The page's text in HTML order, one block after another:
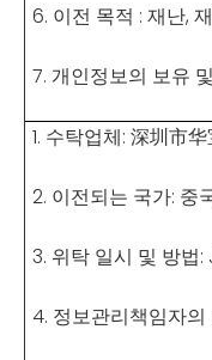
6. 이전 목적 : 재난,
7. 개인정보의 보유
1. 수탁업체: 深圳市
2. 이전되는 국가: 중
3. 위탁 일시 및 방법
4. 정보관리책임자